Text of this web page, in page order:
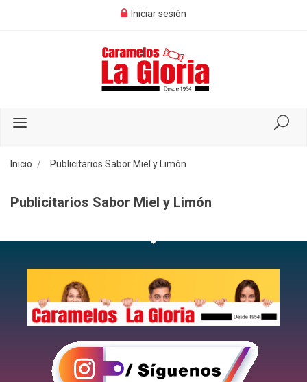
Iniciar sesión
Inicio Publicitarios Sabor Miel y Limón
Publicitarios Sabor Miel y Limón